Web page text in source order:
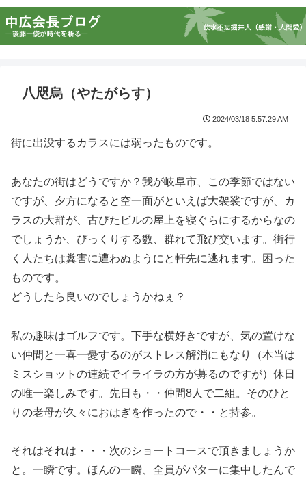
八咫烏（やたがらす）
2024/03/18 5:57:29 AM
街に出没するカラスには弱ったものです。
あなたの街はどうですか？我が岐阜市、この季節ではない
ですが、夕方になると空一面がといえば大袈裟ですが、カ
ラスの大群が、古びたビルの屋上を寝ぐらにするからなの
でしょうか、びっくりする数、群れて飛び交います。街行
く人たちは糞害に遭わぬようにと軒先に逃れます。困った
ものです。
どうしたら良いのでしょうかねぇ？
私の趣味はゴルフです。下手な横好きですが、気の置けな
い仲間と一喜一憂するのがストレス解消にもなり（本当は
ミスショットの連続でイライラの方が募るのですが）休日
の唯一楽しみです。先日も・・仲間8人で二組。そのひと
りの老母が久々におはぎを作ったので・・と持参。
それはそれは・・・次のショートコースで頂きましょうか
と。一瞬です。ほんの一瞬、全員がパターに集中したんで